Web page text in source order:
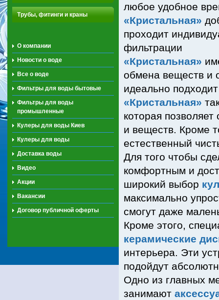
Трубы, фитинги и краны
О компании
Новости о воде
Все о воде
Фильтры для воды бытовые
Фильтры для воды
промышленные
Кулеры для воды Киев
Кулеры для воды
Доставка воды
Видео
Акции
Вакансии
Договор публичной оферты
любое удобное
«Кристальная»
проходит
фильтрации
«Кристальная»
обмена веществ и
идеально
«Кристальная»
которая
и веществ. Кроме
естественный
Для того чтобы
комфортным и
широкий выбор
максимально
смогут даже
Кроме этого,
керамические
интерьера. Эти
подойдут
Одно из главных
занимают